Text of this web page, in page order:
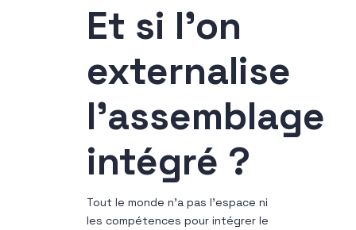
Et si l’on
externalise
l’assemblage
intégré ?
Tout le monde n’a pas l’espace ni
les compétences pour intégrer le